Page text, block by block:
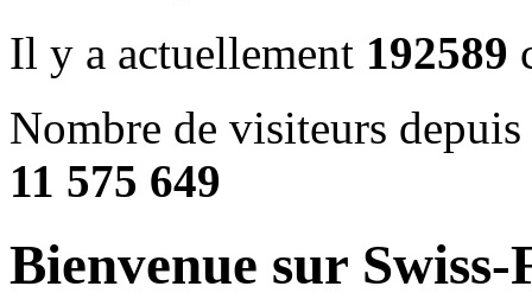
Il y a actuellement 192589
Nombre de visiteurs
11 575 649
Bienvenue sur